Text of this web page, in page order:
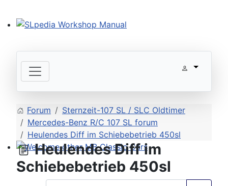
Welcome other MB Classic Cars
Forum
Sternzeit-107 SL / SLC Oldtimer
Mercedes-Benz R/C 107 SL forum
Heulendes Diff im Schiebebetrieb 450sl
Heulendes Diff im
Schiebebetrieb 450sl